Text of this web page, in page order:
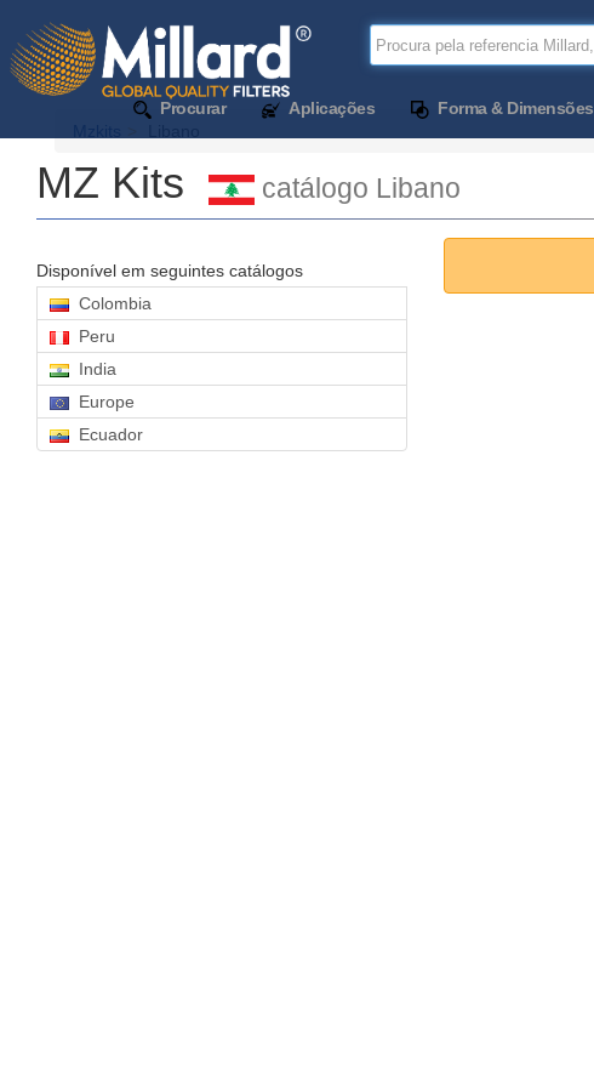
Procurar Aplicações Forma & Dimensões
MZ Kits catálogo Libano
Disponível em seguintes catálogos
Colombia
Peru
India
Europe
Ecuador